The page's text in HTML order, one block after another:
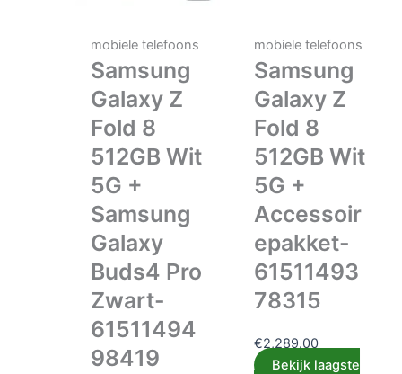
mobiele telefoons
Samsung
Galaxy Z
Fold 8
512GB Wit
5G +
Samsung
Galaxy
Buds4 Pro
Zwart-
61511494
98419
mobiele telefoons
Samsung
Galaxy Z
Fold 8
512GB Wit
5G +
Accessoir
epakket-
61511493
78315
€2,289.00
Bekijk laagste